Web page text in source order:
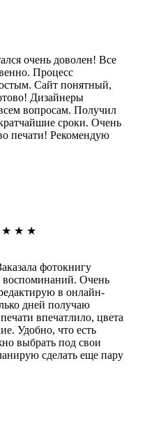
очень доволен! Все
Процесс
Сайт понятный,
Дизайнеры
вопросам. Получил
сроки. Очень
печати! Рекомендую
★ ★ ★
фотокнигу
Очень
в онлайн-
дней получаю
впечатлило, цвета
Удобно, что есть
выбрать под свои
сделать еще пару